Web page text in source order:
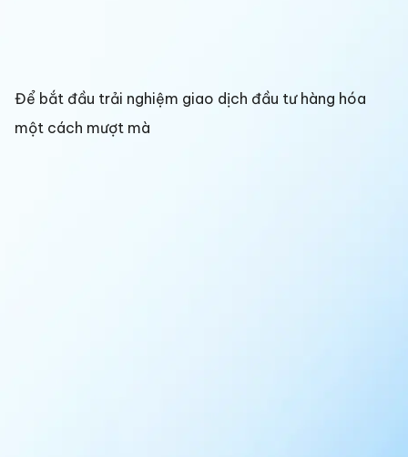
Để bắt đầu trải nghiệm giao dịch đầu tư hàng hóa
một cách mượt mà